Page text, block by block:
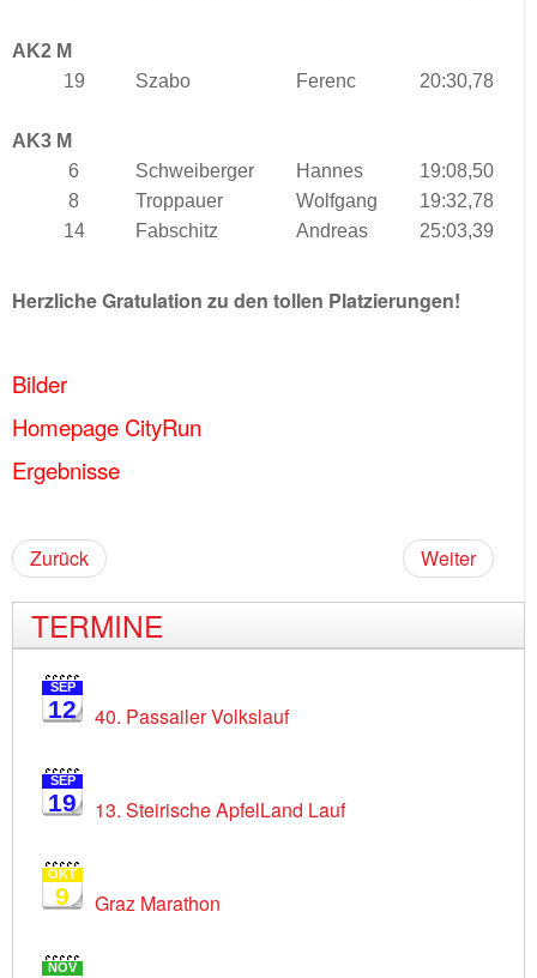
AK2 M
19
Szabo Ferenc 20:30,78
AK3 M
6
Schweiberger Hannes
19:08,50
8
Troppauer Wolfgang
19:32,78
14
Fabschitz Andreas 25:03,39
Herzliche Gratulation zu den tollen Platzierungen!
Bilder
Homepage CityRun
Ergebnisse
Zurück Weiter
TERMINE
SEP
12 40. Passailer Volkslauf
SEP
19 13. Steirische ApfelLand Lauf
OKT
9 Graz Marathon
NOV